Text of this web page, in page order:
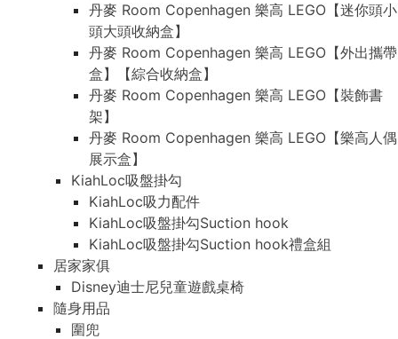
丹麥 Room Copenhagen 樂高 LEGO【迷你頭小
頭大頭收納盒】
丹麥 Room Copenhagen 樂高 LEGO【外出攜帶
盒】【綜合收納盒】
丹麥 Room Copenhagen 樂高 LEGO【裝飾書
架】
丹麥 Room Copenhagen 樂高 LEGO【樂高人偶
展示盒】
KiahLoc吸盤掛勾
KiahLoc吸力配件
KiahLoc吸盤掛勾Suction hook
KiahLoc吸盤掛勾Suction hook禮盒組
居家家俱
Disney迪士尼兒童遊戲桌椅
隨身用品
圍兜